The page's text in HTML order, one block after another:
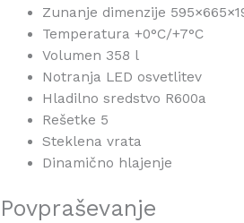
Zunanje dimenzije
Temperatura +0°C/+7°C
Volumen 358 l
Notranja LED osvetlitev
Hladilno sredstvo R600a
Rešetke 5
Steklena vrata
Dinamično hlajenje
Povpraševanje